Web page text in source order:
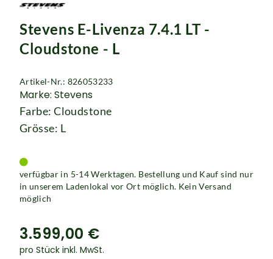
Rucksäcke
Schlösser
Stevens E-Livenza 7.4.1 LT -
Cloudstone - L
Artikel-Nr.: 826053233
Marke: Stevens
Farbe: Cloudstone
Grösse: L
verfügbar in 5-14 Werktagen. Bestellung und Kauf sind nur
in unserem Ladenlokal vor Ort möglich. Kein Versand
möglich
3.599,00 €
pro Stück inkl. MwSt.